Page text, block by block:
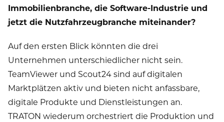
Immobilienbranche, die Software-Industrie und
jetzt die Nutzfahrzeugbranche miteinander?
Auf den ersten Blick könnten die drei
Unternehmen unterschiedlicher nicht sein.
TeamViewer und Scout24 sind auf digitalen
Marktplätzen aktiv und bieten nicht anfassbare,
digitale Produkte und Dienstleistungen an.
TRATON wiederum orchestriert die Produktion und